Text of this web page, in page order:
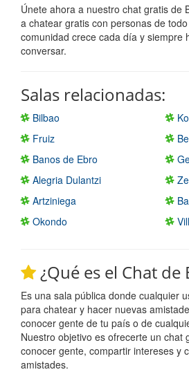
Únete ahora a nuestro chat gratis de
a chatear gratis con personas de
comunidad crece cada día y siempre
conversar.
Salas relacionadas:
Bilbao
Fruiz
Banos de Ebro
Alegria Dulantzi
Artziniega
Okondo
¿Qué es el Chat de
Es una sala pública donde cualquier
para chatear y hacer nuevas
conocer gente de tu país o de
Nuestro objetivo es ofrecerte un chat
conocer gente, compartir intereses y
amistades.